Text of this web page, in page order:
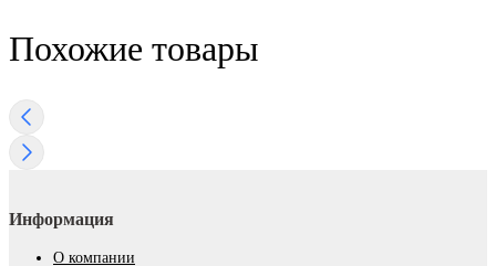
Похожие товары
Информация
О компании